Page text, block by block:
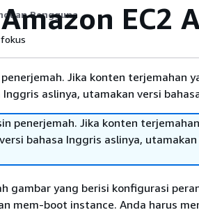
Pengguna EC2
Jika konten terjemahan
aslinya, utamakan versi
penerjemah. Jika konten
bahasa Inggris aslinya, utamakan
gambar yang berisi konfigurasi
mem-boot instance. Anda harus